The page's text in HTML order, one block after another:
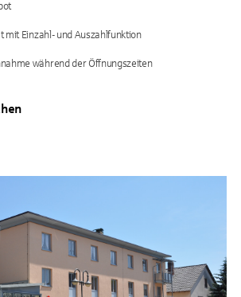
mit Einzahl- und Auszahlfunktion
während der Öffnungszeiten